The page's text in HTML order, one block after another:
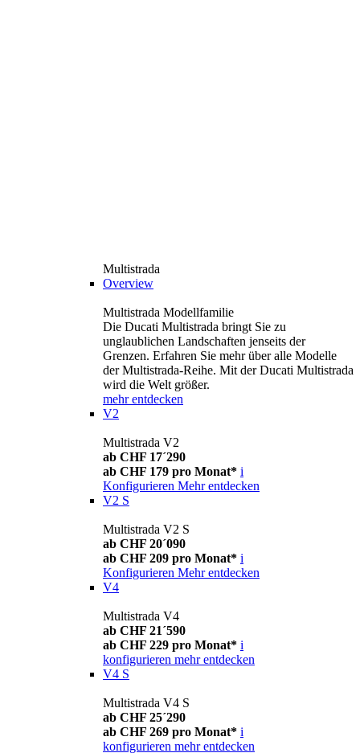
Multistrada
Overview
Multistrada Modellfamilie
Die Ducati Multistrada bringt Sie zu
unglaublichen Landschaften jenseits der
Grenzen. Erfahren Sie mehr über alle Modelle
der Multistrada-Reihe. Mit der Ducati Multistrada
wird die Welt größer.
mehr entdecken
V2
Multistrada V2
ab CHF 17´290
ab CHF 179 pro Monat* i
Konfigurieren Mehr entdecken
V2 S
Multistrada V2 S
ab CHF 20´090
ab CHF 209 pro Monat* i
Konfigurieren Mehr entdecken
V4
Multistrada V4
ab CHF 21´590
ab CHF 229 pro Monat* i
konfigurieren mehr entdecken
V4 S
Multistrada V4 S
ab CHF 25´290
ab CHF 269 pro Monat* i
konfigurieren mehr entdecken